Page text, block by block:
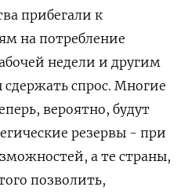
прибегали к
на потребление
недели и другим
спрос. Многие
вероятно, будут
резервы - при
а те страны,
позволить,